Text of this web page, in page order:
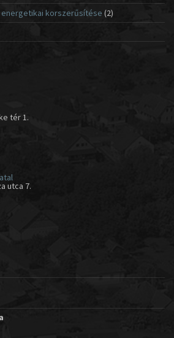
korszerűsítése (2)
tér 1.
utca 7.